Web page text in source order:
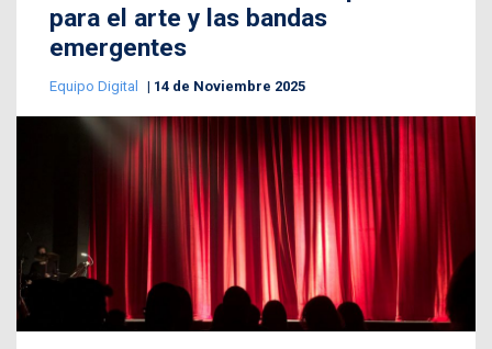
para el arte y las bandas
emergentes
Equipo Digital 14 de Noviembre 2025